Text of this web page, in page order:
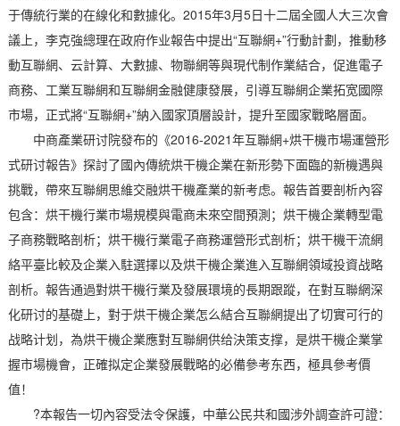
于傳統行業的在線化和數據化。2015年3月5日十二屆全國人大三次會
議上，李克強總理在政府作业報告中提出“互聯網+”行動計劃，推動移
動互聯網、云計算、大數據、物聯網等與現代制作業結合，促進電子
商務、工業互聯網和互聯網金融健康發展，引導互聯網企業拓宽國際
市場，正式將“互聯網+”納入國家頂層設計，提升至國家戰略層面。
中商產業研讨院發布的《2016-2021年互聯網+烘干機市場運營形
式研讨報告》探討了國內傳統烘干機企業在新形勢下面臨的新機遇與
挑戰，帶來互聯網思維交融烘干機產業的新考虑。報告首要剖析內容
包含：烘干機行業市場規模與電商未來空間預測；烘干機企業轉型電
子商務戰略剖析；烘干機行業電子商務運營形式剖析；烘干機干流網
絡平臺比較及企業入駐選擇以及烘干機企業進入互聯網領域投資战略
剖析。報告通過對烘干機行業及發展環境的長期跟蹤，在對互聯網深
化研讨的基礎上，對于烘干機企業怎么結合互聯網提出了切實可行的
战略计划，為烘干機企業應對互聯網供给決策支撑，是烘干機企業掌
握市場機會，正確拟定企業發展戰略的必備參考东西，極具參考價
值！
?本報告一切內容受法令保護，中華公民共和國涉外調查許可證：